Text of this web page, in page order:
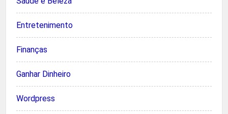
Entretenimento
Finanças
Ganhar Dinheiro
Wordpress